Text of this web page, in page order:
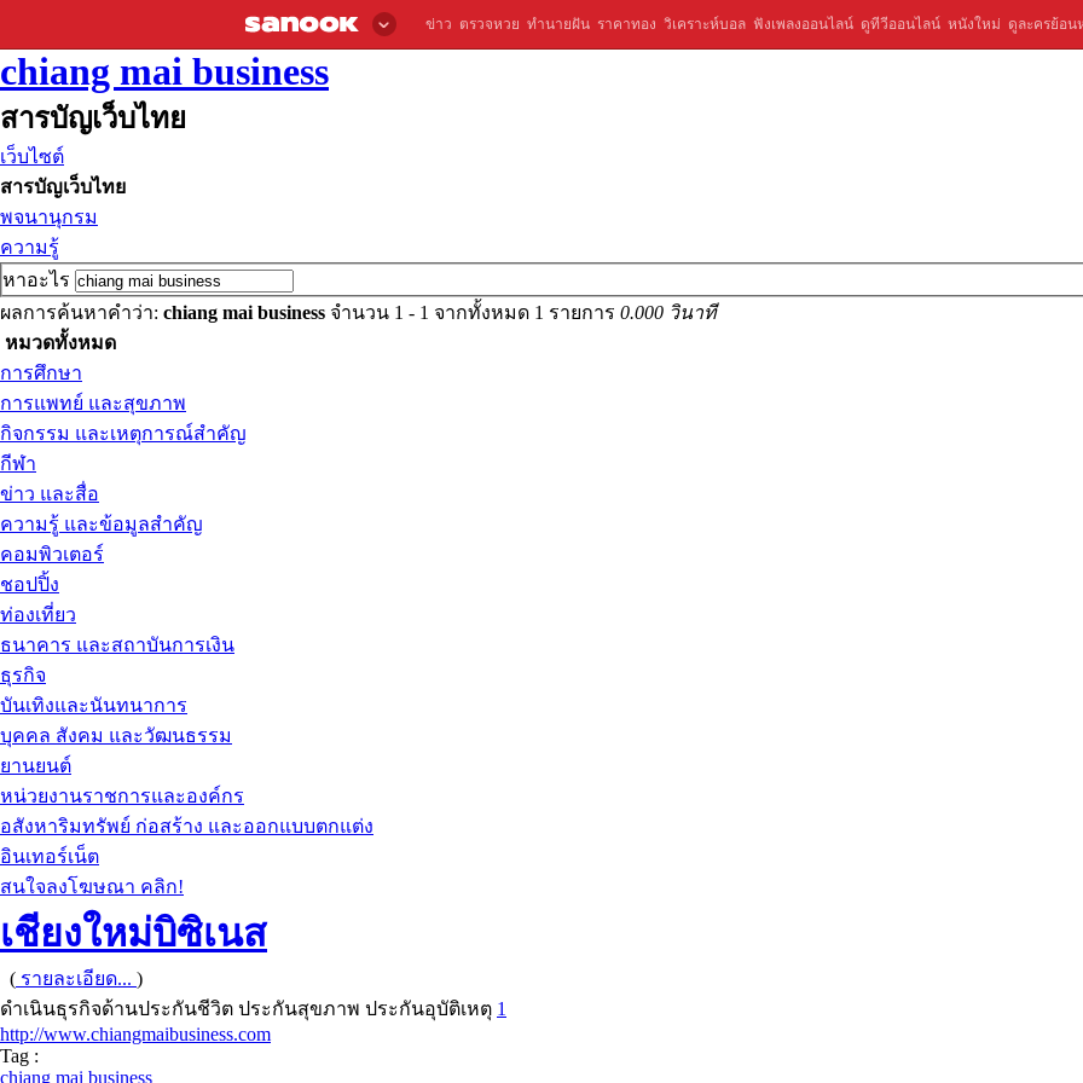
ข่าว ตรวจหวย ทำนายฝัน ราคาทอง วิเคราะห์บอล ฟังเพลงออนไลน์ ดูทีวีออนไลน์ หนังใหม่ ดูละครย้อน
chiang mai business
สารบัญเว็บไทย
เว็บไซต์
สารบัญเว็บไทย
พจนานุกรม
ความรู้
หาอะไร
ผลการค้นหาคำว่า: chiang mai business จำนวน 1 - 1 จากทั้งหมด 1 รายการ 0.000 วินาที
หมวดทั้งหมด
การศึกษา
การแพทย์ และสุขภาพ
กิจกรรม และเหตุการณ์สำคัญ
กีฬา
ข่าว และสื่อ
ความรู้ และข้อมูลสำคัญ
คอมพิวเตอร์
ชอปปิ้ง
ท่องเที่ยว
ธนาคาร และสถาบันการเงิน
ธุรกิจ
บันเทิงและนันทนาการ
บุคคล สังคม และวัฒนธรรม
ยานยนต์
หน่วยงานราชการและองค์กร
อสังหาริมทรัพย์ ก่อสร้าง และออกแบบตกแต่ง
อินเทอร์เน็ต
สนใจลงโฆษณา คลิก!
เชียงใหม่บิซิเนส
( รายละเอียด... )
ดำเนินธุรกิจด้านประกันชีวิต ประกันสุขภาพ ประกันอุบัติเหตุ 1
http://www.chiangmaibusiness.com
Tag :
chiang mai business